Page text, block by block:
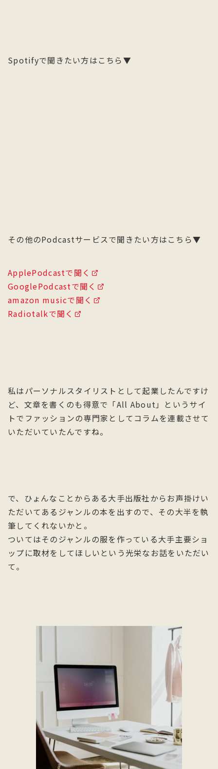
Spotifyで聞きたい方はこちら▼
その他のPodcastサービスで聞きたい方はこちら▼
ApplePodcastで聞く
GooglePodcastで聞く
amazon musicで聞く
Radiotalkで聞く
私はパーソナルスタイリストとして起業したんですけ
ど、文章を書くのも得意で「All About」というサイ
トでファッションの専門家としてコラムを連載させて
いただいていたんですね。
で、ひょんなことからある大手出版社からお声掛けい
ただいてあるジャンルの本を出すので、その大半を執
筆してくれないかと。
ついてはそのジャンルの服を作っている大手主要ショ
ップに取材をしてほしいという光栄なお話をいただい
て。